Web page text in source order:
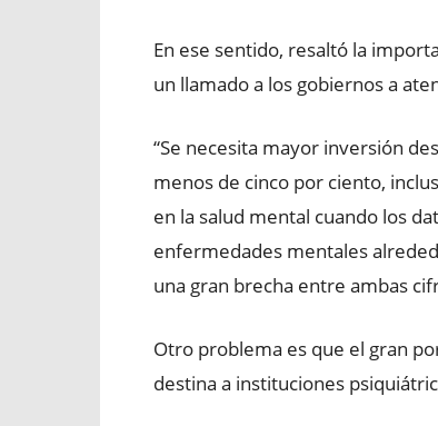
En ese sentido, resaltó la
un llamado a los gobiernos a
“Se necesita mayor inversión
menos de cinco por ciento,
en la salud mental cuando los
enfermedades mentales
una gran brecha entre ambas
Otro problema es que el gran
destina a instituciones